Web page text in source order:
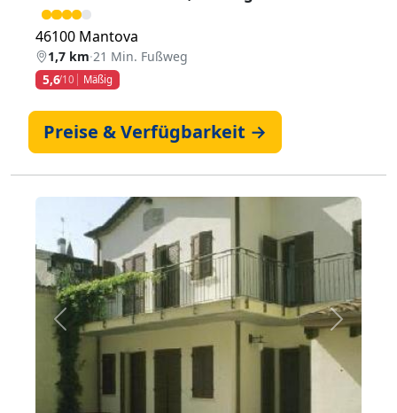
46100 Mantova
1,7 km·21 Min. Fußweg
5,6/10 Mäßig
Preise & Verfügbarkeit →
Zurück Weiter